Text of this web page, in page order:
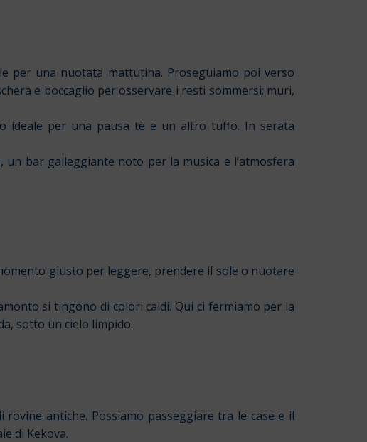
per una nuotata mattutina. Proseguiamo poi verso
e boccaglio per osservare i resti sommersi: muri,
ideale per una pausa tè e un altro tuffo. In serata
, un bar galleggiante noto per la musica e l’atmosfera
giusto per leggere, prendere il sole o nuotare
si tingono di colori caldi. Qui ci fermiamo per la
sotto un cielo limpido.
antiche. Possiamo passeggiare tra le case e il
di Kekova.